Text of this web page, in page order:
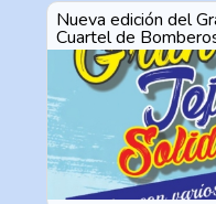
Nueva edición del
Cuartel de